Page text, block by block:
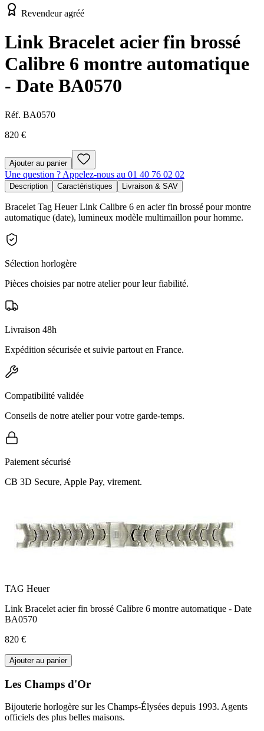
Revendeur agréé
Link Bracelet acier fin brossé
Calibre 6 montre automatique
- Date BA0570
Réf. BA0570
820 €
Ajouter au panier
Une question ? Appelez-nous au 01 40 76 02 02
Description Caractéristiques Livraison & SAV
Bracelet Tag Heuer Link Calibre 6 en acier fin brossé pour montre
automatique (date), lumineux modèle multimaillon pour homme.
Sélection horlogère
Pièces choisies par notre atelier pour leur fiabilité.
Livraison 48h
Expédition sécurisée et suivie partout en France.
Compatibilité validée
Conseils de notre atelier pour votre garde-temps.
Paiement sécurisé
CB 3D Secure, Apple Pay, virement.
TAG Heuer
Link Bracelet acier fin brossé Calibre 6 montre automatique - Date
BA0570
820 €
Ajouter au panier
Les Champs d'Or
Bijouterie horlogère sur les Champs-Élysées depuis 1993. Agents
officiels des plus belles maisons.